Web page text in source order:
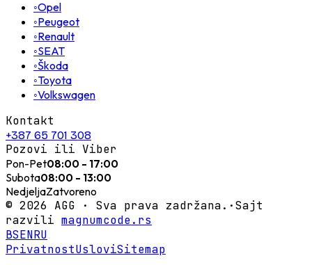
◦Opel
◦Peugeot
◦Renault
◦SEAT
◦Škoda
◦Toyota
◦Volkswagen
Kontakt
+387 65 701 308
Pozovi ili Viber
Pon-Pet08:00 - 17:00
Subota08:00 - 13:00
NedjeljaZatvoreno
© 2026 AGG · Sva prava zadržana. ·Sajt
razvili magnumcode.rs
BSENRU
PrivatnostUsloviSitemap